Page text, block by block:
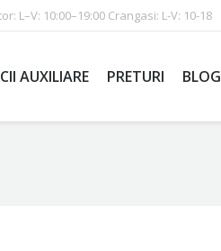
L–V: 10:00–19:00 Crangasi: L-V: 10-18
AUXILIARE PRETURI BLOG